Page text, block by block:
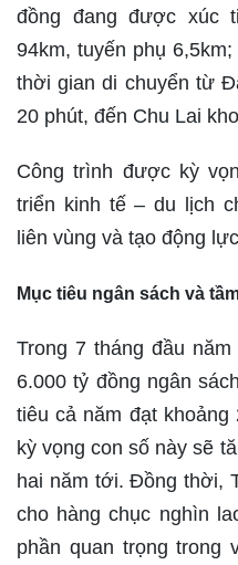
đồng đang được xúc
94km, tuyến phụ
thời gian di chuyển từ
20 phút, đến Chu Lai
Công trình được kỳ
triển kinh tế – du lịch
liên vùng và tạo động
Mục tiêu ngân sách và
Trong 7 tháng đầu
6.000 tỷ đồng ngân
tiêu cả năm đạt khoảng
kỳ vọng con số này sẽ
hai năm tới. Đồng thời,
cho hàng chục nghìn
phần quan trọng trong